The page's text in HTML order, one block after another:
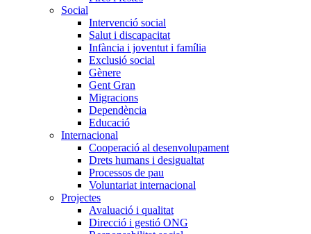
Social
Intervenció social
Salut i discapacitat
Infància i joventut i família
Exclusió social
Gènere
Gent Gran
Migracions
Dependència
Educació
Internacional
Cooperació al desenvolupament
Drets humans i desigualtat
Processos de pau
Voluntariat internacional
Projectes
Avaluació i qualitat
Direcció i gestió ONG